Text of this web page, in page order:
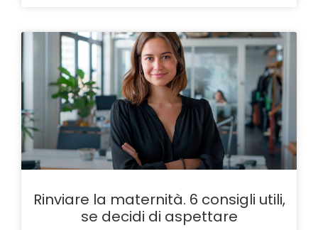
Rinviare la maternità. 6 consigli utili,
se decidi di aspettare